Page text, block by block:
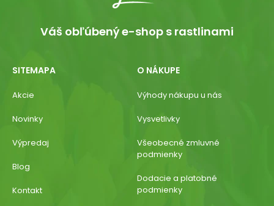
Váš obľúbený e-shop s rastlinami
SITEMAPA
Akcie
Novinky
Výpredaj
Blog
Kontakt
O NÁKUPE
Výhody nákupu u nás
Vysvetlivky
Všeobecné zmluvné
podmienky
Dodacie a platobné
podmienky